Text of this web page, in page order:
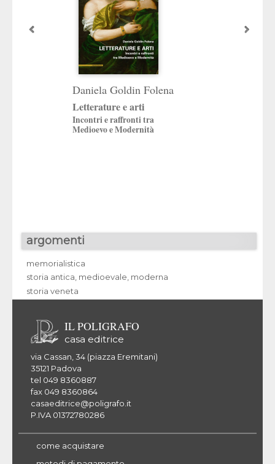
Daniela Goldin Folena
Letterature e arti
Incontri e raffronti tra
Medioevo e Modernità
argomenti
memorialistica
storia antica, medioevale, moderna
storia veneta
IL POLIGRAFO
casa editrice
via Cassan, 34 (piazza Eremitani)
35121 Padova
tel 049 8360887
fax 049 8360864
casaeditrice@poligrafo.it
P.IVA 01372780286
come acquistare